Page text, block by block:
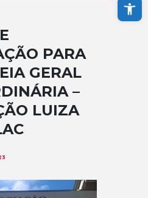
PARA
GERAL
–
LUIZA